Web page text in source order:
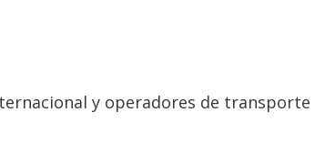
y operadores de transporte